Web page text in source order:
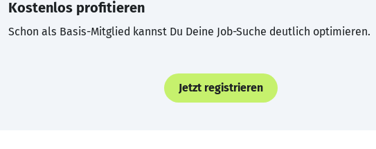
Kostenlos profitieren
Schon als Basis-Mitglied kannst Du Deine Job-Suche deutlich optimieren.
Jetzt registrieren